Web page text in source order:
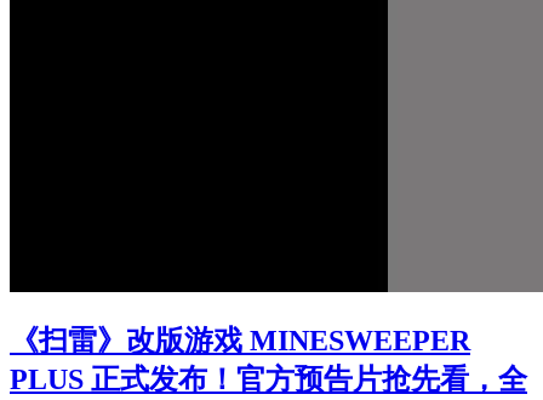
《扫雷》改版游戏 MINESWEEPER
PLUS 正式发布！官方预告片抢先看，全